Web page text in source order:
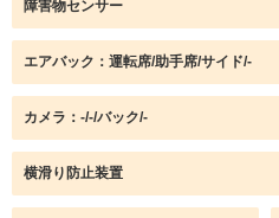
障害物センサー
エアバック：運転席/助手席/サイド/-
カメラ：-/-/バック/-
横滑り防止装置